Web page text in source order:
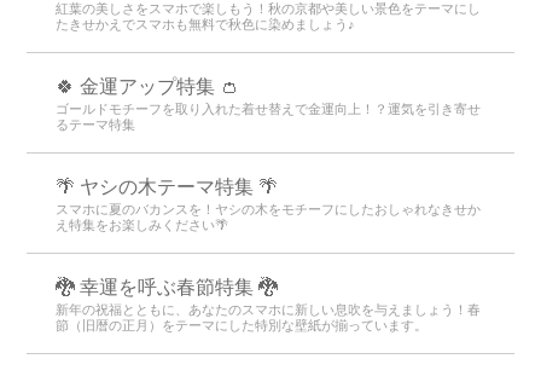
紅葉の美しさをスマホで楽しもう！秋の京都や美しい景色をテーマにし
たきせかえでスマホも無料で秋色に染めましょう♪
🍀 金運アップ特集 👛
ゴールドモチーフを取り入れた着せ替えで金運向上！？運気を引き寄せ
るテーマ特集
🌴 ヤシの木テーマ特集 🌴
スマホに夏のバカンスを！ヤシの木をモチーフにしたおしゃれなきせか
え特集をお楽しみください🌴
🐉 幸運を呼ぶ春節特集 🐉
新年の祝福とともに、あなたのスマホに新しい息吹を与えましょう！春
節（旧暦の正月）をテーマにした特別な壁紙が揃っています。